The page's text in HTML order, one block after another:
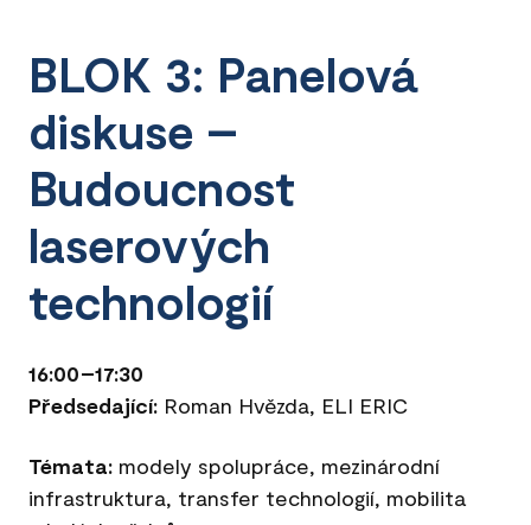
BLOK 3: Panelová
diskuse –
Budoucnost
laserových
technologií
16:00–17:30
Předsedající: Roman Hvězda, ELI ERIC
Témata: modely spolupráce, mezinárodní
infrastruktura, transfer technologií, mobilita